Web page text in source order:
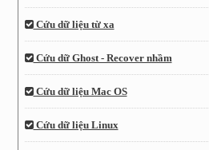
Cứu dữ liệu từ xa
Cứu dữ Ghost - Recover nhầm
Cứu dữ liệu Mac OS
Cứu dữ liệu Linux